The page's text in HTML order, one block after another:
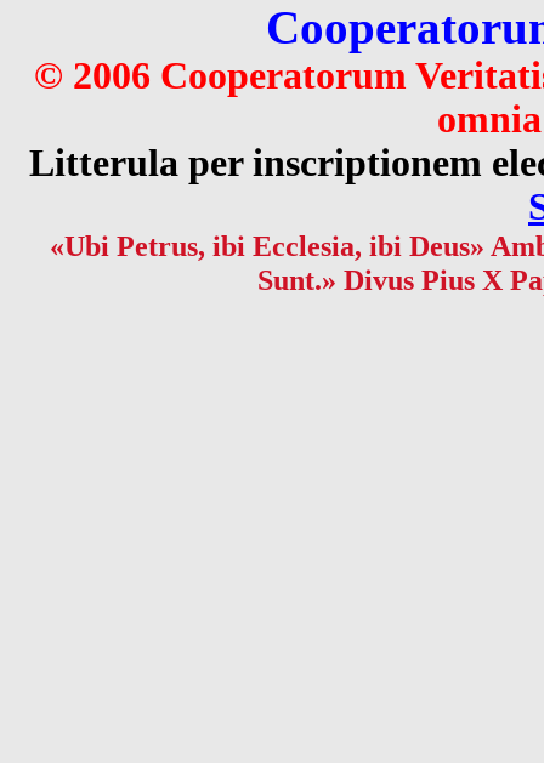
© 2006 Cooperatorum
Litterula per inscriptionem
«Ubi Petrus, ibi Ecclesia, ibi Deus»
Sunt.» Divus Pius X